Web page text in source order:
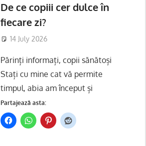
De ce copiii cer dulce în
fiecare zi?
14 July 2026
Părinți informați, copii sănătoși
Stați cu mine cat vă permite
timpul, abia am început și
Partajează asta: